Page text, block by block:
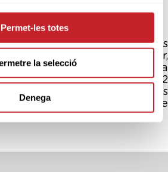
Permet-les totes
la selecció
Denega
y ejercer sus
rectificar, oponerse, limitar,
los datos, escribiendo a
de Golf, en Carrer Tuset, 32
(Barcelona) además
de control competente